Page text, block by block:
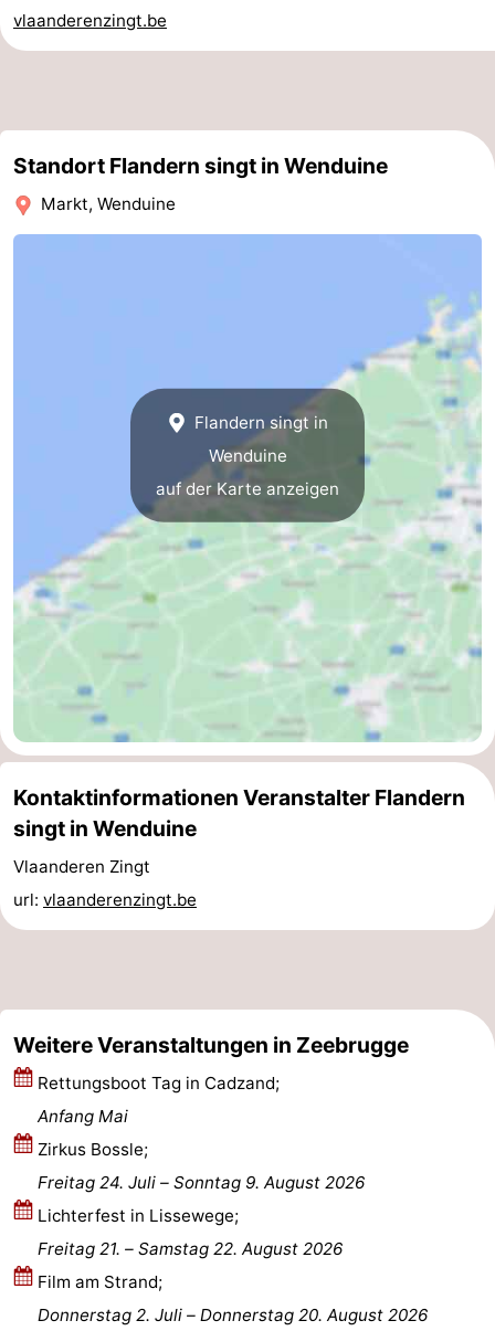
-
Küstetram
Medizin
Zeeuws-
Zwin
Brügge
-
Ypern
Die
Küste
-
Het
Zwin
Knokke-
Heist
-
Blankenberge
-
Wenduine
-
Ostende
-
Middelkerke
Westende
Wetter
Kontakt
vlaanderenzingt.be
Standort Flandern singt in Wenduine
Markt, Wenduine
Flandern singt in
Wenduine
auf der Karte anzeigen
Kontaktinformationen Veranstalter Flandern
singt in Wenduine
Vlaanderen Zingt
url: vlaanderenzingt.be
Weitere Veranstaltungen in Zeebrugge
Rettungsboot Tag in Cadzand;
Anfang Mai
Zirkus Bossle;
Freitag 24. Juli –
Sonntag 9. August 2026
Lichterfest in Lissewege;
Freitag 21. – Samstag 22. August 2026
Film am Strand;
Donnerstag 2. Juli – Donnerstag 20. August 2026